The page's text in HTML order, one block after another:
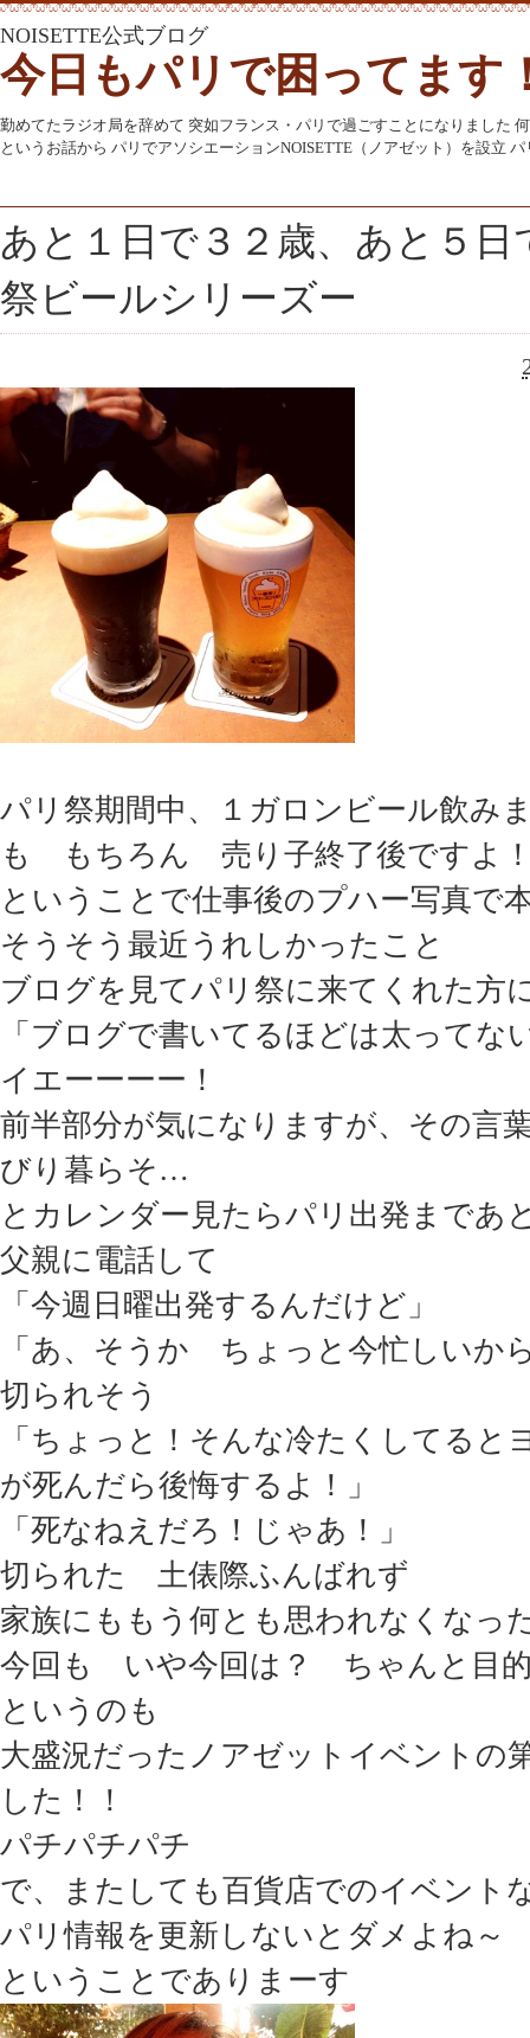
NOISETTE公式ブログ
今日もパリで困ってます
勤めてたラジオ局を辞めて 突如フランス・パリで過ごすことになりました
というお話から パリでアソシエーションNOISETTE（ノアゼット）を設立
あと１日で３２歳、あと５
祭ビールシリーズー
パリ祭期間中、１ガロンビール飲み
も もちろん 売り子終了後ですよ
ということで仕事後のプハー写真で
そうそう最近うれしかったこと
ブログを見てパリ祭に来てくれた方
「ブログで書いてるほどは太ってな
イエーーーー！
前半部分が気になりますが、その言
びり暮らそ…
とカレンダー見たらパリ出発まで
父親に電話して
「今週日曜出発するんだけど」
「あ、そうか ちょっと今忙しいか
切られそう
「ちょっと！そんな冷たくしてると
が死んだら後悔するよ！」
「死なねえだろ！じゃあ！」
切られた 土俵際ふんばれず
家族にももう何とも思われなくなっ
今回も いや今回は？ ちゃんと目
というのも
大盛況だったノアゼットイベントの
した！！
パチパチパチ
で、またしても百貨店でのイベント
パリ情報を更新しないとダメよね～
ということでありまーす